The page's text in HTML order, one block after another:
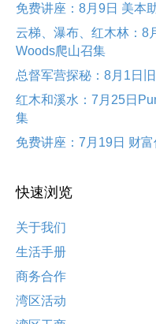
免费讲座：8月9日 美本
云梯、瀑布、红木林：8
Woods爬山召集
总督军营探秘：8月1日
红木和溪水：7月25日
集
免费讲座：7月19日 财
快速浏览
关于我们
生活手册
商务合作
湾区活动